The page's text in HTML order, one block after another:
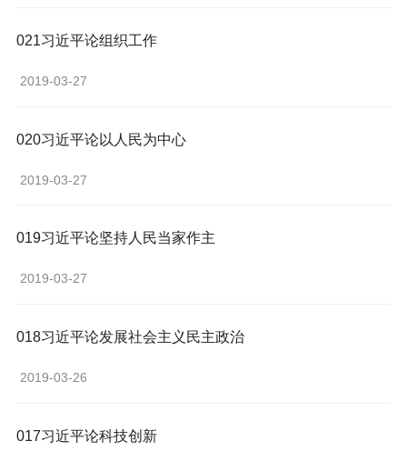
021习近平论组织工作
2019-03-27
020习近平论以人民为中心
2019-03-27
019习近平论坚持人民当家作主
2019-03-27
018习近平论发展社会主义民主政治
2019-03-26
017习近平论科技创新